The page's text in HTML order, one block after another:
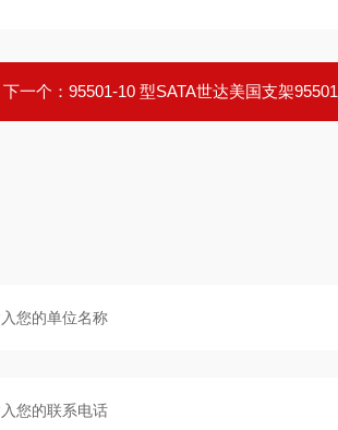
下一个： 95501-10 型SATA世达美国支架95501-10